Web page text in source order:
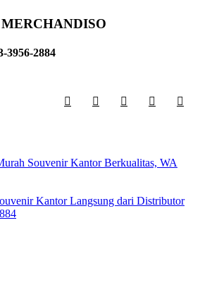
3956-2884
Souvenir Kantor Berkualitas, WA
Kantor Langsung dari Distributor